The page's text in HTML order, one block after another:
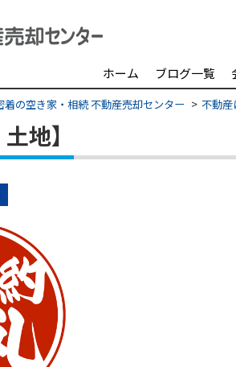
ホーム ブログ一覧
の空き家・相続 不動産売却センター 不動産
】